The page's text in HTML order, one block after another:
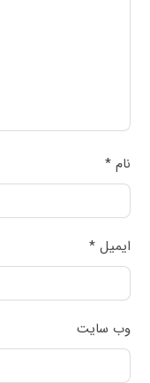
نام*
ایمیل*
وب‌ سایت